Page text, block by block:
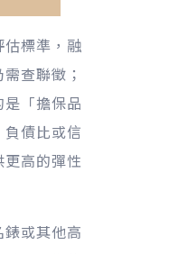
標準，融
查聯徵；
「擔保品
債比或信
高的彈性
或其他高